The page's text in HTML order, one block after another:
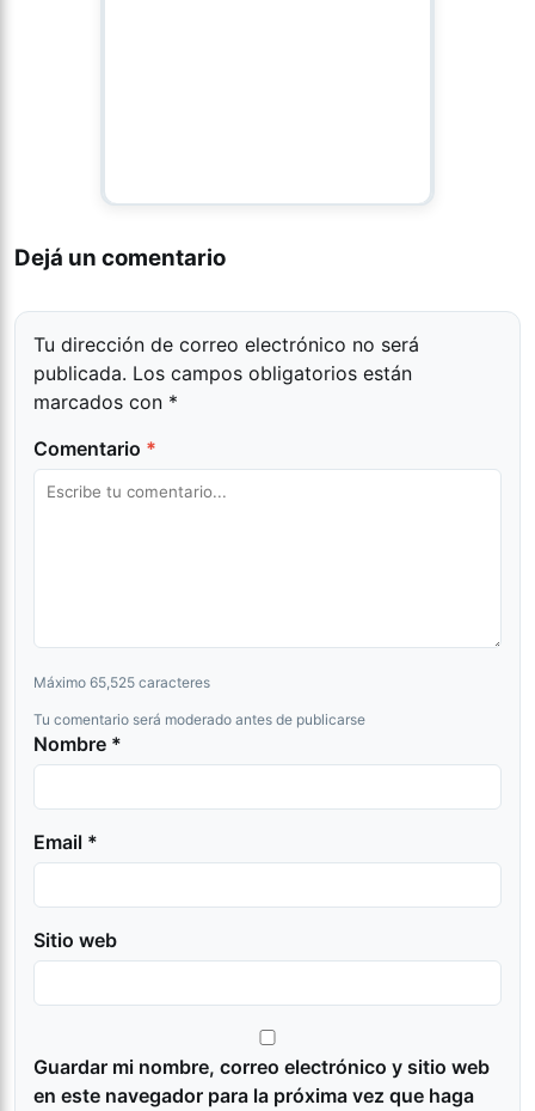
Dejá un comentario
Tu dirección de correo electrónico no será
publicada. Los campos obligatorios están
marcados con *
Comentario *
Máximo 65,525 caracteres
Tu comentario será moderado antes de publicarse
Nombre *
Email *
Sitio web
Guardar mi nombre, correo electrónico y sitio web
en este navegador para la próxima vez que haga